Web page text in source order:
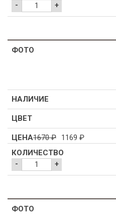
- +
1670₽ 1169 ₽
- +